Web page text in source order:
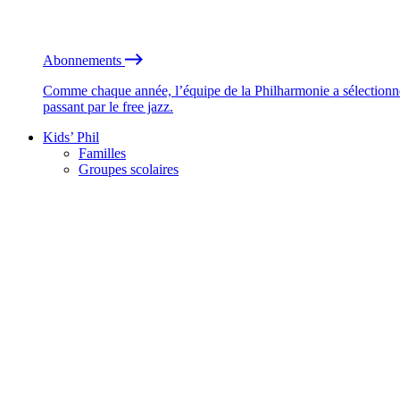
Abonnements
Comme chaque année, l’équipe de la Philharmonie a
passant par le free jazz.
Kids’ Phil
Familles
Groupes scolaires